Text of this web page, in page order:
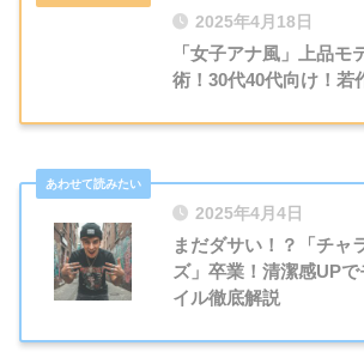
2025年4月18日
「女子アナ風」上品モ
術！30代40代向け！若
2025年4月4日
まだダサい！？「チャ
ズ」卒業！清潔感UP
イル徹底解説